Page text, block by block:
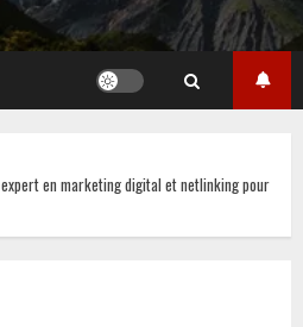
en marketing digital et netlinking pour